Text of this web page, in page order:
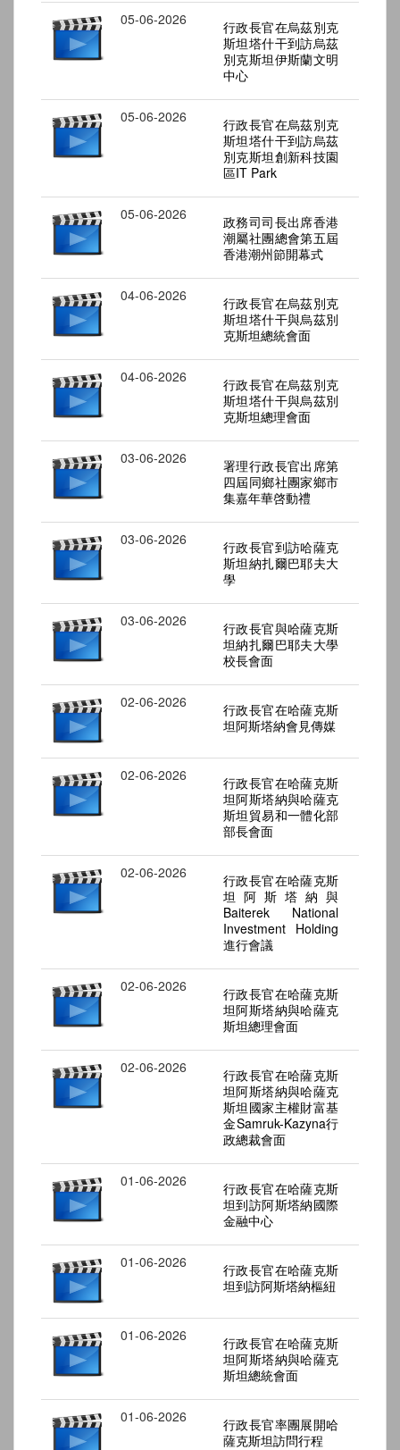
05-06-2026
行政長官在烏茲別克
斯坦塔什干到訪烏茲
別克斯坦伊斯蘭文明
中心
05-06-2026
行政長官在烏茲別克
斯坦塔什干到訪烏茲
別克斯坦創新科技園
區IT Park
05-06-2026
政務司司長出席香港
潮屬社團總會第五屆
香港潮州節開幕式
04-06-2026
行政長官在烏茲別克
斯坦塔什干與烏茲別
克斯坦總統會面
04-06-2026
行政長官在烏茲別克
斯坦塔什干與烏茲別
克斯坦總理會面
03-06-2026
署理行政長官出席第
四屆同鄉社團家鄉市
集嘉年華啓動禮
03-06-2026
行政長官到訪哈薩克
斯坦納扎爾巴耶夫大
學
03-06-2026
行政長官與哈薩克斯
坦納扎爾巴耶夫大學
校長會面
02-06-2026
行政長官在哈薩克斯
坦阿斯塔納會見傳媒
02-06-2026
行政長官在哈薩克斯
坦阿斯塔納與哈薩克
斯坦貿易和一體化部
部長會面
02-06-2026
行政長官在哈薩克斯
坦阿斯塔納與
Baiterek National
Investment Holding
進行會議
02-06-2026
行政長官在哈薩克斯
坦阿斯塔納與哈薩克
斯坦總理會面
02-06-2026
行政長官在哈薩克斯
坦阿斯塔納與哈薩克
斯坦國家主權財富基
金Samruk-Kazyna行
政總裁會面
01-06-2026
行政長官在哈薩克斯
坦到訪阿斯塔納國際
金融中心
01-06-2026
行政長官在哈薩克斯
坦到訪阿斯塔納樞紐
01-06-2026
行政長官在哈薩克斯
坦阿斯塔納與哈薩克
斯坦總統會面
01-06-2026
行政長官率團展開哈
薩克斯坦訪問行程